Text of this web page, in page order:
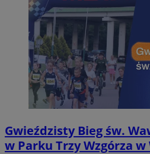
Gwieździsty Bieg św.
w Parku Trzy Wzgórza w